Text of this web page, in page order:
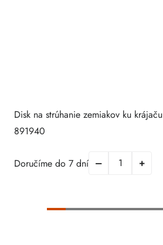
Disk na strúhanie zemiakov ku krájaču
891940
Doručíme do 7 dní